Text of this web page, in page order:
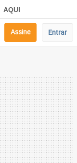
AQUI
Assine Entrar